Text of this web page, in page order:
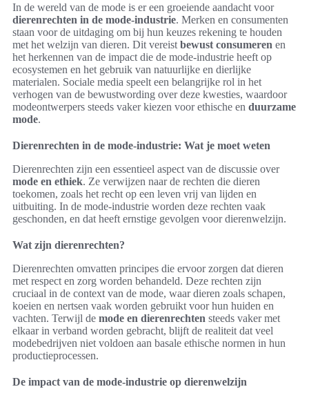
In de wereld van de mode is er een groeiende aandacht voor
dierenrechten in de mode-industrie. Merken en consumenten
staan voor de uitdaging om bij hun keuzes rekening te houden
met het welzijn van dieren. Dit vereist bewust consumeren en
het herkennen van de impact die de mode-industrie heeft op
ecosystemen en het gebruik van natuurlijke en dierlijke
materialen. Sociale media speelt een belangrijke rol in het
verhogen van de bewustwording over deze kwesties, waardoor
modeontwerpers steeds vaker kiezen voor ethische en duurzame
mode.
Dierenrechten in de mode-industrie: Wat je moet weten
Dierenrechten zijn een essentieel aspect van de discussie over
mode en ethiek. Ze verwijzen naar de rechten die dieren
toekomen, zoals het recht op een leven vrij van lijden en
uitbuiting. In de mode-industrie worden deze rechten vaak
geschonden, en dat heeft ernstige gevolgen voor dierenwelzijn.
Wat zijn dierenrechten?
Dierenrechten omvatten principes die ervoor zorgen dat dieren
met respect en zorg worden behandeld. Deze rechten zijn
cruciaal in de context van de mode, waar dieren zoals schapen,
koeien en nertsen vaak worden gebruikt voor hun huiden en
vachten. Terwijl de mode en dierenrechten steeds vaker met
elkaar in verband worden gebracht, blijft de realiteit dat veel
modebedrijven niet voldoen aan basale ethische normen in hun
productieprocessen.
De impact van de mode-industrie op dierenwelzijn